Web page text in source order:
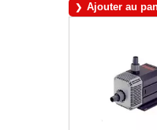
Ajouter au